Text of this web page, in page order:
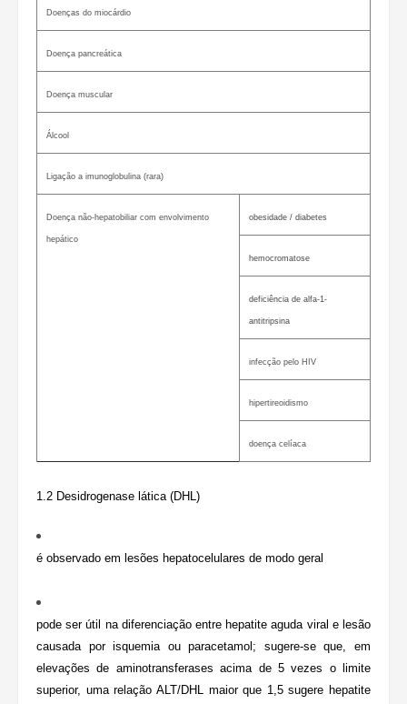
Doenças do miocárdio
Doença pancreática
Doença muscular
Álcool
Ligação a imunoglobulina (rara)
Doença não-hepatobiliar com envolvimento
hepático
obesidade / diabetes
hemocromatose
deficiência de alfa-1-
antitripsina
infecção pelo HIV
hipertireoidismo
doença celíaca
1.2 Desidrogenase lática (DHL)
é observado em lesões hepatocelulares de modo geral
pode ser útil na diferenciação entre hepatite aguda viral e lesão
causada por isquemia ou paracetamol; sugere-se que, em
elevações de aminotransferases acima de 5 vezes o limite
superior, uma relação ALT/DHL maior que 1,5 sugere hepatite